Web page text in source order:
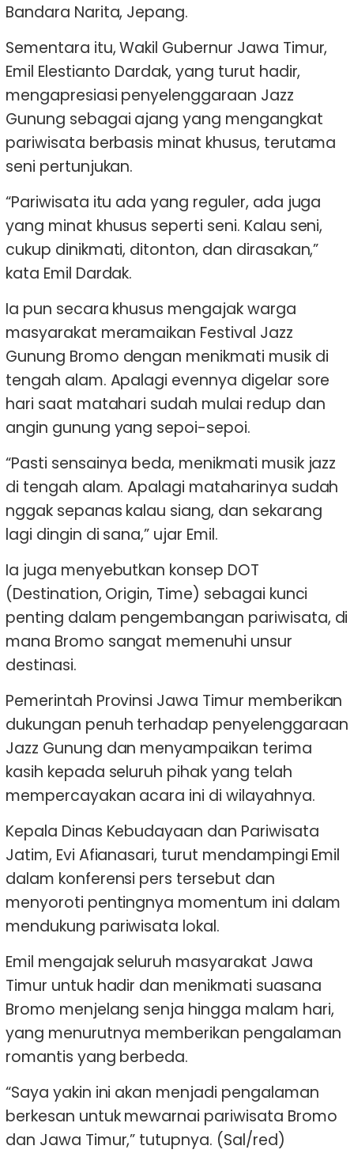
Bandara Narita, Jepang.
Sementara itu, Wakil Gubernur Jawa Timur,
Emil Elestianto Dardak, yang turut hadir,
mengapresiasi penyelenggaraan Jazz
Gunung sebagai ajang yang mengangkat
pariwisata berbasis minat khusus, terutama
seni pertunjukan.
“Pariwisata itu ada yang reguler, ada juga
yang minat khusus seperti seni. Kalau seni,
cukup dinikmati, ditonton, dan dirasakan,”
kata Emil Dardak.
Ia pun secara khusus mengajak warga
masyarakat meramaikan Festival Jazz
Gunung Bromo dengan menikmati musik di
tengah alam. Apalagi evennya digelar sore
hari saat matahari sudah mulai redup dan
angin gunung yang sepoi-sepoi.
“Pasti sensainya beda, menikmati musik jazz
di tengah alam. Apalagi mataharinya sudah
nggak sepanas kalau siang, dan sekarang
lagi dingin di sana,” ujar Emil.
Ia juga menyebutkan konsep DOT
(Destination, Origin, Time) sebagai kunci
penting dalam pengembangan pariwisata, di
mana Bromo sangat memenuhi unsur
destinasi.
Pemerintah Provinsi Jawa Timur memberikan
dukungan penuh terhadap penyelenggaraan
Jazz Gunung dan menyampaikan terima
kasih kepada seluruh pihak yang telah
mempercayakan acara ini di wilayahnya.
Kepala Dinas Kebudayaan dan Pariwisata
Jatim, Evi Afianasari, turut mendampingi Emil
dalam konferensi pers tersebut dan
menyoroti pentingnya momentum ini dalam
mendukung pariwisata lokal.
Emil mengajak seluruh masyarakat Jawa
Timur untuk hadir dan menikmati suasana
Bromo menjelang senja hingga malam hari,
yang menurutnya memberikan pengalaman
romantis yang berbeda.
“Saya yakin ini akan menjadi pengalaman
berkesan untuk mewarnai pariwisata Bromo
dan Jawa Timur,” tutupnya. (Sal/red)